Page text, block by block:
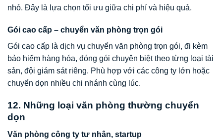
nhỏ. Đây là lựa chọn tối ưu giữa chi phí và hiệu quả.
Gói cao cấp – chuyển văn phòng trọn gói
Gói cao cấp là dịch vụ chuyển văn phòng trọn gói, đi kèm
bảo hiểm hàng hóa, đóng gói chuyên biệt theo từng loại tài
sản, đội giám sát riêng. Phù hợp với các công ty lớn hoặc
chuyển dọn nhiều chi nhánh cùng lúc.
12. Những loại văn phòng thường chuyển
dọn
Văn phòng công ty tư nhân, startup